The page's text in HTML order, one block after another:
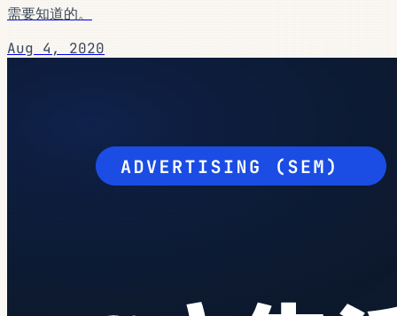
需要知道的。
Aug 4, 2020